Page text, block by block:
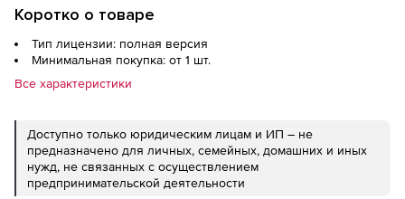
Коротко о товаре
Тип лицензии: полная версия
Минимальная покупка: от 1 шт.
Все характеристики
Доступно только юридическим лицам и ИП – не
предназначено для личных, семейных, домашних и иных
нужд, не связанных с осуществлением
предпринимательской деятельности